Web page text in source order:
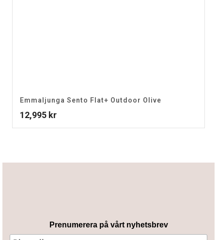
Emmaljunga Sento Flat+ Outdoor Olive
12,995 kr
Prenumerera på vårt nyhetsbrev